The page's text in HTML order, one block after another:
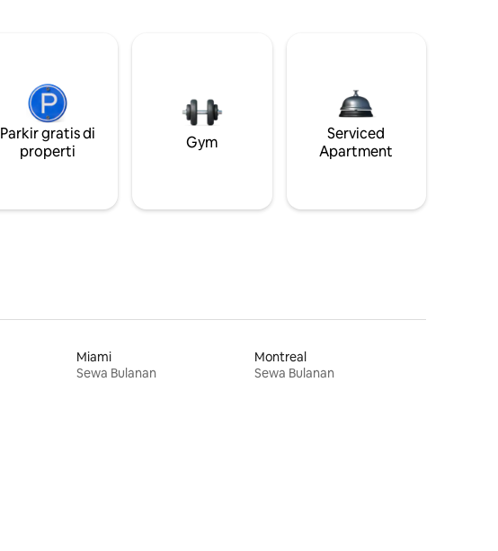
Parkir gratis di
properti
Gym
Serviced
Apartment
Miami
Sewa Bulanan
Montreal
Sewa Bulanan